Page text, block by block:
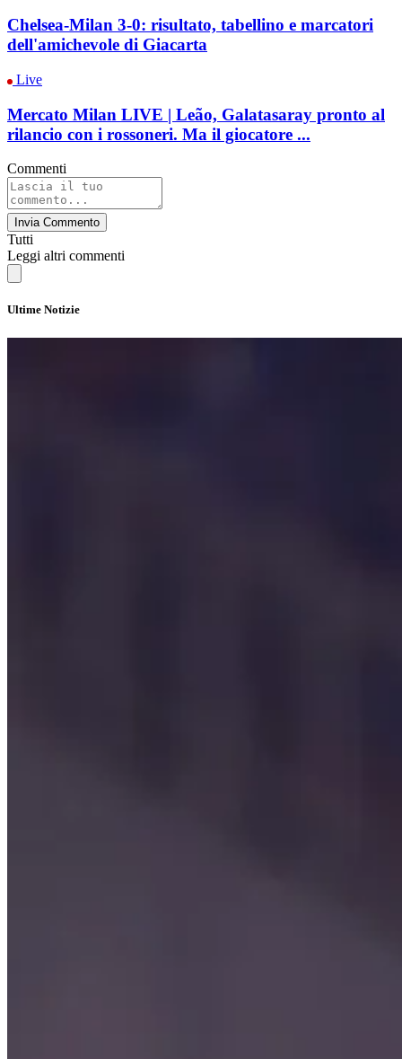
Chelsea-Milan 3-0: risultato, tabellino e marcatori
dell'amichevole di Giacarta
Live
Mercato Milan LIVE | Leão, Galatasaray pronto al
rilancio con i rossoneri. Ma il giocatore ...
Commenti
Invia Commento
Tutti
Leggi altri commenti
Ultime Notizie